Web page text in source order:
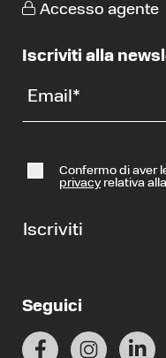
Accesso agente
Iscriviti alla
Email *
Confermo di aver
privacyrelativa
Iscriviti
Seguici